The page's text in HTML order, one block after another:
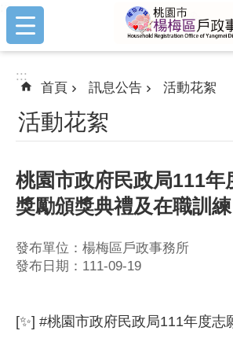
跳到主要內容區塊
:::
:::
首頁 訊息公告 活動花絮
活動花絮
桃園市政府民政局111年
獎勵頒獎典禮及在職訓練
發布單位：楊梅區戶政事務所
發布日期：111-09-19
[✨] #桃園市政府民政局111年度志